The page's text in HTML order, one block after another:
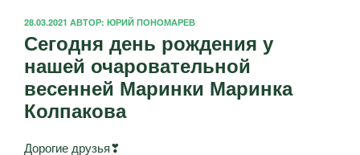
ОПУБЛИКОВАНО
28.03.2021 АВТОР: ЮРИЙ ПОНОМАРЕВ
Сегодня день рождения у
нашей очаровательной
весенней Маринки Маринка
Колпакова
Дорогие друзья❣